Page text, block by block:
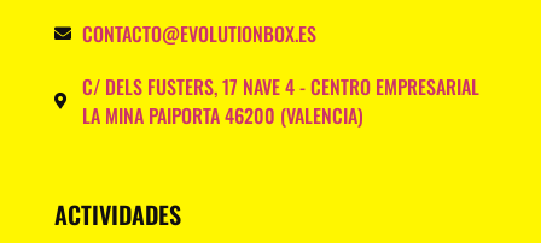
CONTACTO@EVOLUTIONBOX.ES
C/ DELS FUSTERS, 17 NAVE 4 - CENTRO EMPRESARIAL
LA MINA PAIPORTA 46200 (VALENCIA)
ACTIVIDADES